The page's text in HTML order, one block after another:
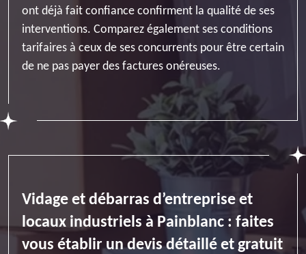
ont déjà fait confiance confirment la qualité de ses
interventions. Comparez également ses conditions
tarifaires à ceux de ses concurrents pour être certain
de ne pas payer des factures onéreuses.
Vidage et débarras d’entreprise et
locaux industriels à Painblanc : faites
vous établir un devis détaillé et gratuit